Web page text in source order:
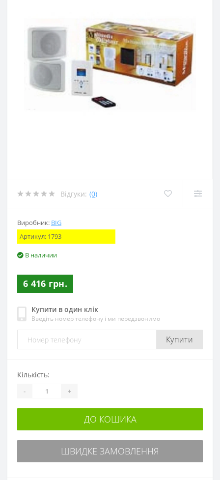
Відгуки: (0)
Виробник: BIG
Артикул: 1793
В наличии
6 416 грн.
Купити в один клік
Введіть номер телефону і ми передзвонимо
Купити
Кількість:
- +
ДО КОШИКА
ШВИДКЕ ЗАМОВЛЕННЯ